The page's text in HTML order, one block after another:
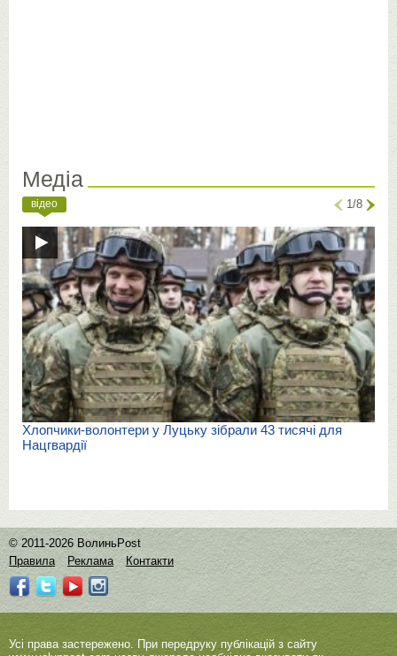
Медіа
відео 1/8
Хлопчики-волонтери у Луцьку зібрали 43 тисячі для
Нацгвардії
© 2011-2026 ВолиньPost
Правила
Реклама Контакти
Усі права застережено. При передруку публікацій з сайту